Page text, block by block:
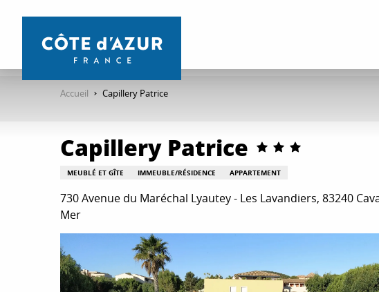
contenu
Accueil Capillery Patrice
Capillery Patrice
MEUBLÉ ET GÎTE IMMEUBLE/RÉSIDENCE APPARTEMENT
730 Avenue du Maréchal Lyautey - Les Lavandiers, 83240
Mer